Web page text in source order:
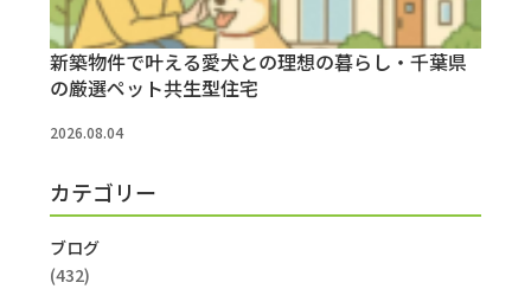
新築物件で叶える愛犬との理想の暮らし・千葉県
の厳選ペット共生型住宅
2026.08.04
カテゴリー
ブログ
(432)